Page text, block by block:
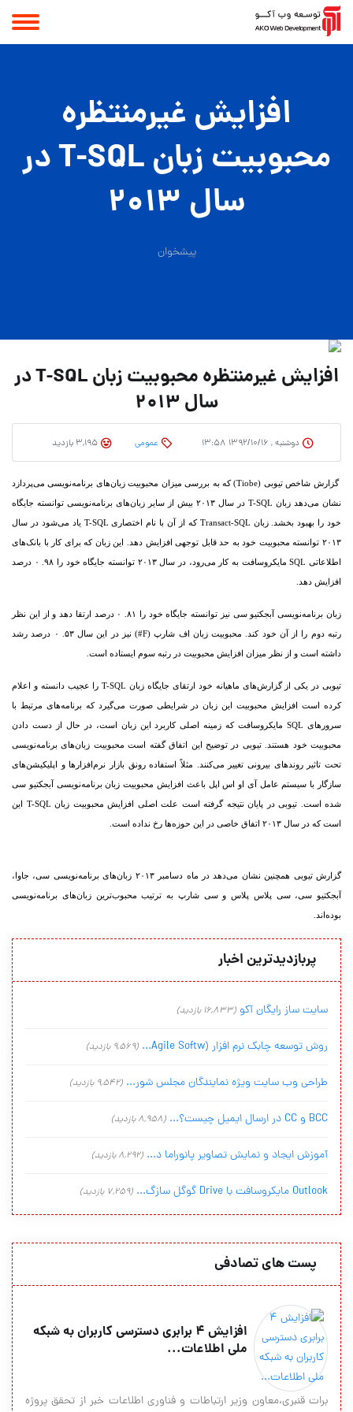
افزایش غیرمنتظره
محبوبیت زبان T-SQL در
سال ۲۰۱۳
پیشخوان
افزایش غیرمنتظره محبوبیت زبان T-SQL در
سال ۲۰۱۳
دوشنبه , ۱۳۹۲/۱۰/۱۶ ۱۳:۵۸ عمومی
گزارش شاخص تیوبی (Tiobe) که به بررسی میزان محبوبیت زبان‏‌های برنامه‌‏نویسی می‌‏پردازد
نشان می‌‏دهد زبان T-SQL در سال ۲۰۱۳ بیش از سایر زبان‏‌های برنامه‌‏نویسی توانسته جایگاه
خود را بهبود بخشد. زبان Transact-SQL که از آن با نام اختصاری T-SQL یاد می‌‏شود در سال
۲۰۱۳ توانسته محبوبیت خود به حد قابل توجهی افزایش دهد. این زبان که برای کار با بانک‏‌های
اطلاعاتی SQL مایکروسافت به کار می‌‏رود، در سال ۲۰۱۳ توانسته جایگاه خود را ۹۸. ۰ درصد
افزایش دهد.
زبان برنامه‌‏نویسی آبجکتیو سی نیز توانسته جایگاه خود را ۸۱. ۰ درصد ارتقا دهد و از این نظر
رتبه دوم را از آن خود کند. محبوبیت زبان اف شارپ (F#) نیز در این سال ۵۳. ۰ درصد رشد
داشته است و از نظر میزان افزایش محبوبیت در رتبه سوم ایستاده است.
تیوبی در یکی از گزارش‌‏های ماهیانه خود ارتقای جایگاه زبان T-SQL را عجیب دانسته و اعلام
کرده است افزایش محبوبیت این زبان در شرایطی صورت می‌‏گیرد که برنامه‌‏های مرتبط با
سرورهای SQL مایکروسافت که زمینه اصلی کاربرد این زبان است، در حال از دست دادن
محبوبیت خود هستند. تیوبی در توضیح این اتفاق گفته است محبوبیت زبان‏‌های برنامه‌‏نویسی
تحت تاثیر روندهای بیرونی تغییر می‌‏کنند. مثلاً استفاده رونق بازار نرم‏‌افزار‌ها و اپلیکیشن‏‌های
سازگار با سیستم عامل آی او اس اپل باعث افزایش محبوبیت زبان برنامه‏‌نویسی آبجکتیو سی
شده است. تیوبی در پایان نتیجه گرفته است علت اصلی افزایش محبوبیت زبان T-SQL این
است که در سال ۲۰۱۳ اتفاق خاصی در این حوزه‏‌ها رخ نداده است.
گزارش تیوبی همچنین نشان می‌‏دهد در ماه دسامبر ۲۰۱۳ زبان‏‌های برنامه‏‌نویسی سی، جاوا،
آبجکتیو سی، سی پلاس پلاس و سی شارپ به ترتیب محبوب‏‌ترین زبان‏‌های برنامه‌‏نویسی
بوده‌‏اند.
پربازدیدترین اخبار
سایت ساز رایگان آکو (16,833 بازدید)
روش توسعه چابک نرم افزار (Agile Softw... (9,569 بازدید)
طراحی وب سایت ویژه نمایندگان مجلس شور... (9,542 بازدید)
BCC و CC در ارسال ایمیل چیست؟... (8,958 بازدید)
آموزش ایجاد و نمایش تصاویر پانوراما د... (8,292 بازدید)
Outlook مایکروسافت با Drive گوگل سازگ... (7,259 بازدید)
پست های تصادفی
افزایش ۴ برابری دسترسی کاربران به شبکه
ملی اطلاعات...
برات قنبری،معاون وزیر ارتباطات و فناوری اطلاعات خبر از تحقق پروژه